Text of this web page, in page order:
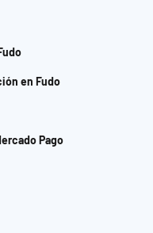
en Fudo
Pago